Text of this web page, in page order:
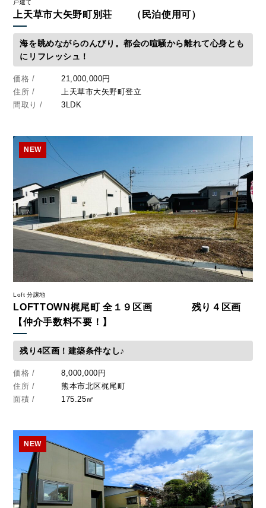
DEVELOP
戸建て
上天草市大矢野町別荘 （民泊使用可）
海を眺めながらのんびり。都会の喧騒から離れて心身とも
にリフレッシュ！
価格 /
21,000,000円
住所 /
上天草市大矢野町登立
間取り /
3LDK
NEW
Loft 分譲地
LOFTTOWN梶尾町 全１９区画 残り４区画
【仲介手数料不要！】
残り4区画！建築条件なし♪
価格 /
8,000,000円
住所 /
熊本市北区梶尾町
面積 /
175.25㎡
NEW